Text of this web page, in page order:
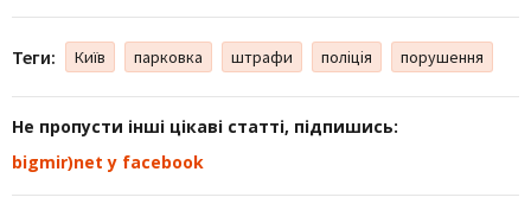
Теги: Київ парковка штрафи поліція порушення
Не пропусти інші цікаві статті, підпишись:
bigmir)net у facebook